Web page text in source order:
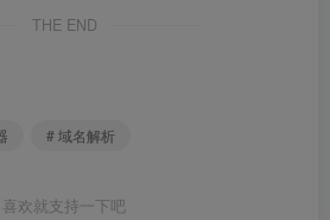
THE END
# 域名解析
喜欢就支持一下吧